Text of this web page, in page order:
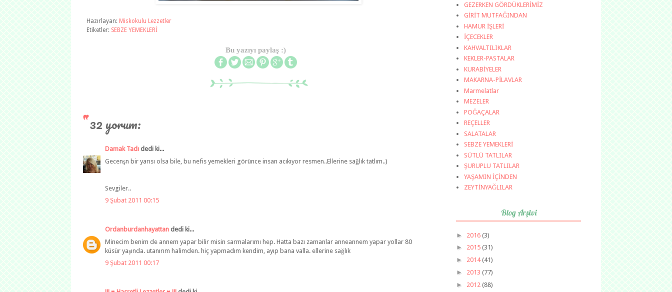
Hazırlayan: Miskokulu Lezzetler
Etiketler: SEBZE YEMEKLERİ
Bu yazıyı paylaş :)
32 yorum:
Damak Tadı dedi ki...
Gecenşn bir yarısı olsa bile, bu nefis yemekleri görünce insan acıkıyor resmen..Ellerine sağlık tatlım..)
Sevgiler..
9 Şubat 2011 00:15
Ordanburdanhayattan dedi ki...
Minecim benim de annem yapar bilir misin sarmalarımı hep. Hatta bazı zamanlar anneannem yapar yollar 80
küsür yaşında. utanırım halimden. hiç yapmadım kendim, ayıp bana valla. ellerine sağlık
9 Şubat 2011 00:17
GEZERKEN GÖRDÜKLERİMİZ
GİRİT MUTFAĞINDAN
HAMUR İŞLERİ
İÇECEKLER
KAHVALTILIKLAR
KEKLER-PASTALAR
KURABİYELER
MAKARNA-PİLAVLAR
Marmelatlar
MEZELER
POĞAÇALAR
REÇELLER
SALATALAR
SEBZE YEMEKLERİ
SÜTLÜ TATLILAR
ŞURUPLU TATLILAR
YAŞAMIN İÇİNDEN
ZEYTİNYAĞLILAR
Blog Arşivi
► 2016 (3)
► 2015 (31)
► 2014(41)
► 2013 (77)
► 2012 (88)